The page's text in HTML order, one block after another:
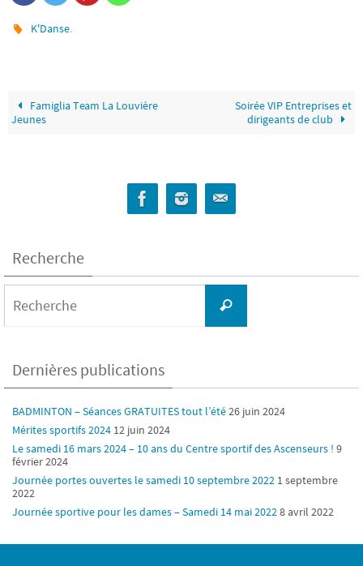
K'Danse.
Famiglia Team La Louvière
Jeunes
Soirée VIP Entreprises et
dirigeants de club
Recherche
Recherche
Dernières publications
BADMINTON – Séances GRATUITES tout l’été26 juin 2024
Mérites sportifs 2024 12 juin 2024
Le samedi 16 mars 2024 – 10 ans du Centre sportif des Ascenseurs ! 9
février 2024
Journée portes ouvertes le samedi 10 septembre 2022 1 septembre
2022
Journée sportive pour les dames – Samedi 14 mai 20228 avril 2022